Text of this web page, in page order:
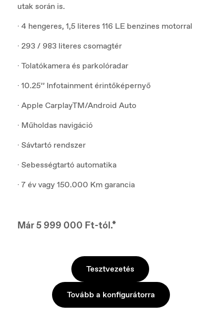
utak során is.
· 4 hengeres, 1,5 literes 116 LE benzines motorral
· 293 / 983 literes csomagtér
· Tolatókamera és parkolóradar
· 10.25’’ Infotainment érintőképernyő
· Apple CarplayTM/Android Auto
· Műholdas navigáció
· Sávtartó rendszer
· Sebességtartó automatika
· 7 év vagy 150.000 Km garancia
Már 5 999 000 Ft-tól.*
Tesztvezetés
Tovább a konfigurátorra